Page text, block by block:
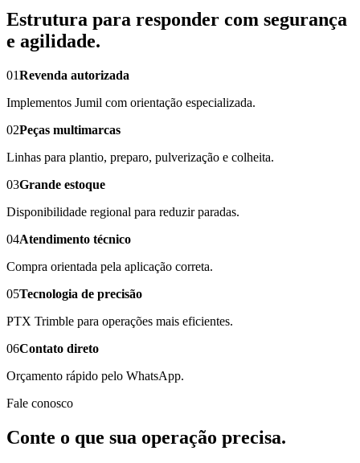
Estrutura para responder com segurança
e agilidade.
01Revenda autorizada
Implementos Jumil com orientação especializada.
02Peças multimarcas
Linhas para plantio, preparo, pulverização e colheita.
03Grande estoque
Disponibilidade regional para reduzir paradas.
04Atendimento técnico
Compra orientada pela aplicação correta.
05Tecnologia de precisão
PTX Trimble para operações mais eficientes.
06Contato direto
Orçamento rápido pelo WhatsApp.
Fale conosco
Conte o que sua operação precisa.